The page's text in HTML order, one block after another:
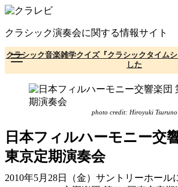
コ
テ
ン
ツ
へ
クラシック演奏会に関する情報サイト
クラシック音楽雑学クイズ『クラシックタイム
した
photo credit: Hiroyuki Tsuruno
日本フィルハーモニー交
東京定期演奏会
2010年5月28日（金）サントリーホール